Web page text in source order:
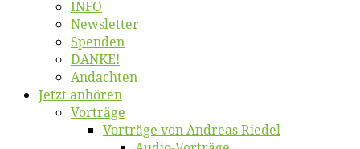
INFO
News­let­ter
Spen­den
DANKE!
An­dach­ten
Jetzt an­hö­ren
Vor­trä­ge
Vor­trä­ge von An­dre­as Riedel